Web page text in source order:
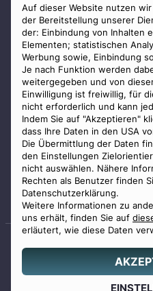
Auf dieser Website nutzen
der Bereitstellung unserer
der: Einbindung von Inhalten
Elementen; statistischen
Werbung sowie, Einbindung
Je nach Funktion werden
weitergegeben und von
Einwilligung ist freiwillig, für
nicht erforderlich und kann
Indem Sie auf "Akzeptieren"
dass Ihre Daten in den USA
Die Übermittlung der Daten
den Einstellungen
nicht auswählen. Nähere
Rechten als Benutzer finden
Datenschutzerklärung.
Weitere Informationen zu
uns erhält, finden Sie auf
erläutert, wie diese Daten
Impressum
Datenschutz
Widerrufsbelehrung
Zahlungsmöglichkeiten
Mitglied im Bestatterverband
© 2026 Benu GmbH. Alle Rechte